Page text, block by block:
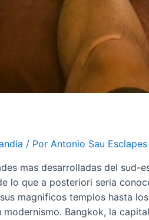
/ Por Antonio Sau Esclapes
mas desarrolladas del
lo que a posteriori seria
magnificos templos hasta
Bangkok, la